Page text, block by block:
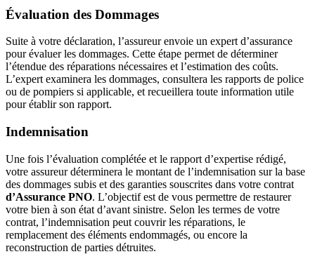
Évaluation des Dommages
Suite à votre déclaration, l’assureur envoie un expert d’assurance
pour évaluer les dommages. Cette étape permet de déterminer
l’étendue des réparations nécessaires et l’estimation des coûts.
L’expert examinera les dommages, consultera les rapports de police
ou de pompiers si applicable, et recueillera toute information utile
pour établir son rapport.
Indemnisation
Une fois l’évaluation complétée et le rapport d’expertise rédigé,
votre assureur déterminera le montant de l’indemnisation sur la base
des dommages subis et des garanties souscrites dans votre contrat
d’Assurance PNO. L’objectif est de vous permettre de restaurer
votre bien à son état d’avant sinistre. Selon les termes de votre
contrat, l’indemnisation peut couvrir les réparations, le
remplacement des éléments endommagés, ou encore la
reconstruction de parties détruites.